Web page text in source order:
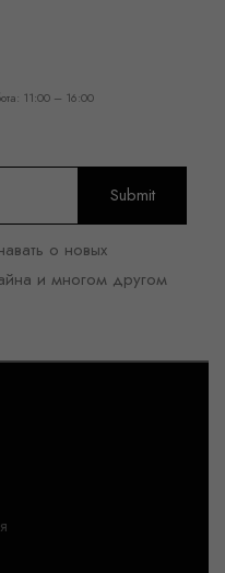
11:00 – 16:00
о новых
и многом другом